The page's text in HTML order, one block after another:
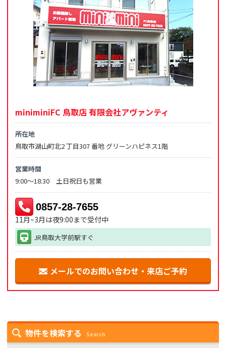
物件を検索する Search
miniminiFC 鳥取店 有限会社アヴァンティ
所在地
鳥取市湖山町北2 丁目307 番地 グリーンハピネス1階
営業時間
9:00～18:30 土日祝日も営業
0857-28-7655
11月~3月は夜9:00まで受付中
JR鳥取大学前駅すぐ
メールでのお問い合わせ・来店ご予約